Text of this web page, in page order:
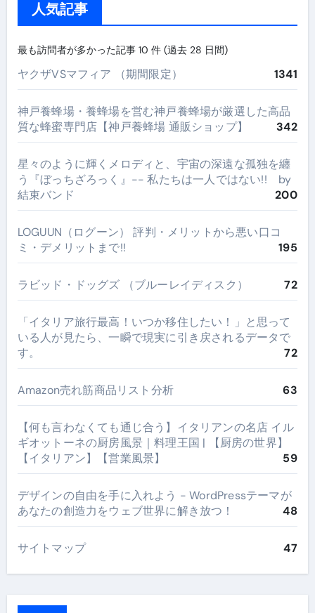
人気記事
最も訪問者が多かった記事 10 件 (過去 28 日間)
ヤクザVSマフィア （期間限定） 1341
神戸養蜂場・養蜂場を営む神戸養蜂場が厳選した高品
質な蜂蜜専門店【神戸養蜂場 通販ショップ】
342
星々のように輝くメロディと、宇宙の深遠な孤独を纏
う『ぼっちざろっく』-- 私たちは一人ではない!! by
結束バンド
200
LOGUUN（ログーン） 評判・メリットから悪い口コ
ミ・デメリットまで!!
195
ラビッド・ドッグズ （ブルーレイディスク） 72
​「イタリア旅行最高！いつか移住したい！」と思って
いる人が見たら、一瞬で現実に引き戻されるデータで
す。
72
Amazon売れ筋商品リスト分析 63
【何も言わなくても通じ合う】イタリアンの名店 イル
ギオットーネの厨房風景｜料理王国 | 【厨房の世界】
【イタリアン】【営業風景】
59
デザインの自由を手に入れよう - WordPressテーマが
あなたの創造力をウェブ世界に解き放つ！
48
サイトマップ 47